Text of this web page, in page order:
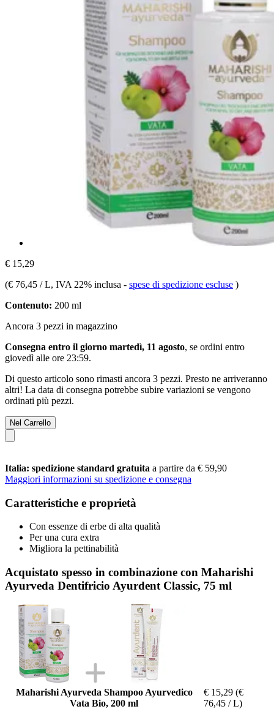
€ 15,29
(€ 76,45 / L, IVA 22% inclusa - spese di spedizione escluse )
Contenuto: 200 ml
Ancora 3 pezzi in magazzino
Consegna entro il giorno martedì, 11 agosto, se ordini entro
giovedì alle ore 23:59.
Di questo articolo sono rimasti ancora 3 pezzi. Presto ne arriveranno
altri! La data di consegna potrebbe subire variazioni se vengono
ordinati più pezzi.
Nel Carrello
Italia: spedizione standard gratuita a partire da € 59,90
Maggiori informazioni su spedizione e consegna
Caratteristiche e proprietà
Con essenze di erbe di alta qualità
Per una cura extra
Migliora la pettinabilità
Acquistato spesso in combinazione con Maharishi
Ayurveda Dentifricio Ayurdent Classic, 75 ml
Maharishi Ayurveda Shampoo Ayurvedico
Vata Bio, 200 ml
€ 15,29 (€
76,45 / L)